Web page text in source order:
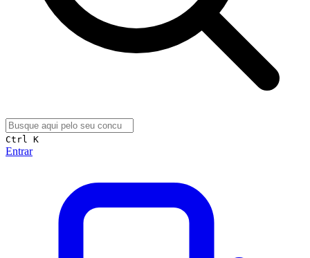
Ctrl K
Entrar